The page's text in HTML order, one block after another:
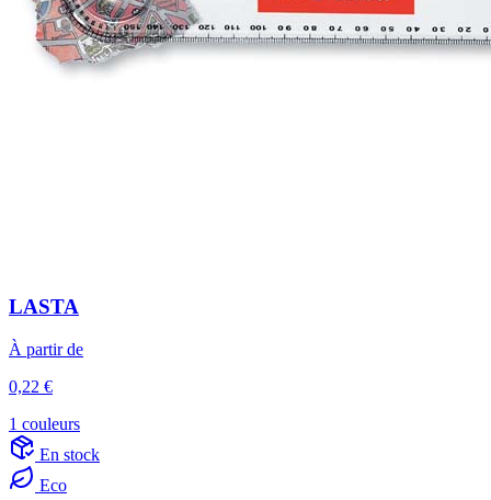
LASTA
À partir de
0,22 €
1 couleurs
En stock
Eco